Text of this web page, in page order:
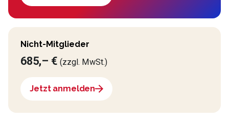
Nicht-Mitglieder
685,– €(zzgl. MwSt.)
Jetzt anmelden